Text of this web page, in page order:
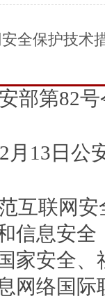
全保护技术
安部第82号
月 13 日公
互联网
信息安全
家安全
网络国际